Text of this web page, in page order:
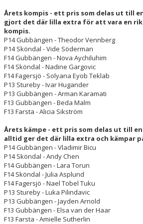
Årets kompis - ett pris som delas ut till
gjort det där lilla extra för att vara en
kompis.
P14 Gubbängen - Theodor Vennberg
P14 Sköndal - Vide Söderman
F14 Gubbängen - Nova Aychiluhim
F14 Sköndal - Nadine Gargovic
F14 Fagersjö - Solyana Eyob Teklab
P13 Stureby - Ivar Hugander
P13 Gubbängen - Arman Karamati
F13 Gubbängen - Beda Malm
F13 Farsta - Alicia Sikström
Årets kämpe - ett pris som delas ut till
alltid ger det där lilla extra och kämpar
P14 Gubbängen - Vladimir Bicu
P14 Sköndal - Andy Chen
F14 Gubbängen - Lara Torun
F14 Sköndal - Julia Asplund
F14 Fagersjö - Nael Tobel Tuku
P13 Stureby - Luka Pilindavic
P13 Gubbängen - Jayden Arnold
F13 Gubbängen - Elsa van der Haar
F13 Farsta - Amielle Sutherlin